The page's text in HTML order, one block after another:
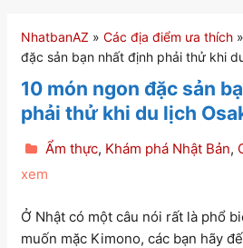
NhatbanAZ » Các địa điểm ưa thích »
đặc sản bạn nhất định phải thử khi
10 món ngon đặc sản
phải thử khi du lịch
Ẩm thực, Khám phá Nhật Bản,
xem
Ở Nhật có một câu nói rất là phổ
muốn mặc Kimono, các bạn hãy